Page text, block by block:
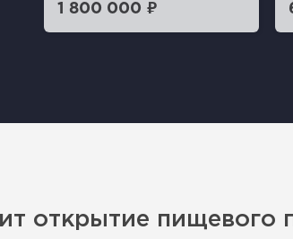
1 800 000 ₽
открытие пищевого